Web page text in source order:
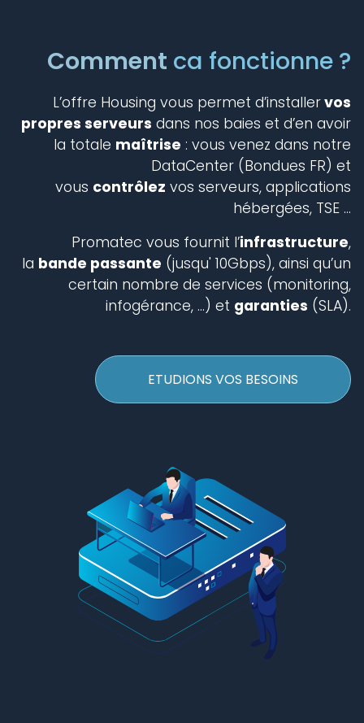
Comment ca fonctionne ?
L’offre Housing vous permet d’installervos
propres serveurs dans nos baies et d’en avoir
la totale maîtrise : vous venez dans notre
DataCenter (Bondues FR) et
vous contrôlez vos serveurs, applications
hébergées, TSE ...
Promatec vous fournit l’infrastructure,
la bande passante (jusqu' 10Gbps), ainsi qu’un
certain nombre de services (monitoring,
infogérance, ...) et garanties (SLA).
ETUDIONS VOS BESOINS